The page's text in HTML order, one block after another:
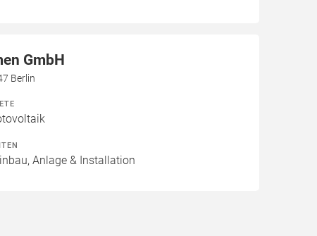
GmbH
Berlin
Anlage & Installation